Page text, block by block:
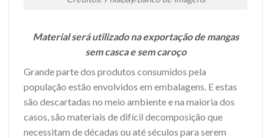
Material será utilizado na exportação de mangas
sem casca e sem caroço
Grande parte dos produtos consumidos pela
população estão envolvidos em embalagens. E estas
são descartadas no meio ambiente e na maioria dos
casos, são materiais de difícil decomposição que
necessitam de décadas ou até séculos para serem